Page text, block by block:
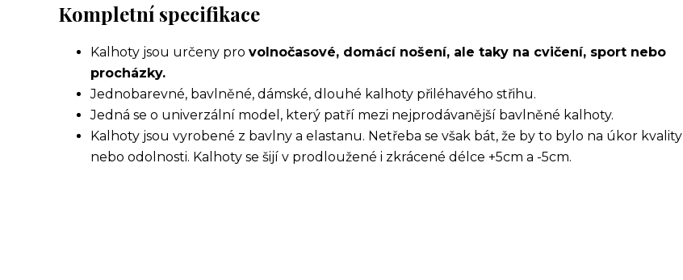
Kompletní specifikace
Kalhoty jsou určeny pro volnočasové, domácí nošení, ale taky na cvičení, sport nebo
procházky.
Jednobarevné, bavlněné, dámské, dlouhé kalhoty přiléhavého střihu.
Jedná se o univerzální model, který patří mezi nejprodávanější bavlněné kalhoty.
Kalhoty jsou vyrobené z bavlny a elastanu. Netřeba se však bát, že by to bylo na úkor kvality
nebo odolnosti. Kalhoty se šijí v prodloužené i zkrácené délce +5cm a -5cm.